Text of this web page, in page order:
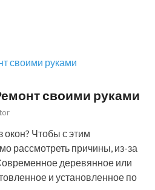
своими руками
окон? Чтобы с этим
рассмотреть причины, из-за
деревянное или
и установленное по